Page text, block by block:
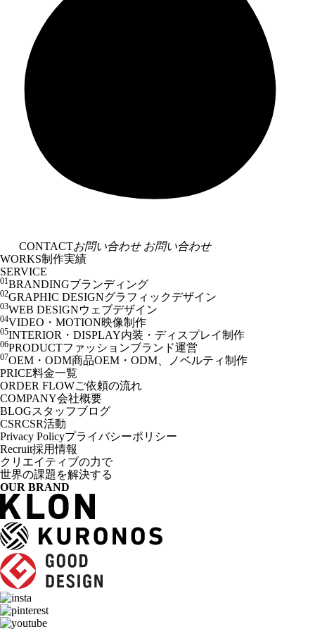
CONTACTお問い合わせ お問い合わせ
WORKS制作実績
SERVICE
01BRANDINGブランディング
02GRAPHIC DESIGNグラフィックデザイン
03WEB DESIGNウェブデザイン
04VIDEO・MOTION映像制作
05INTERIOR・DISPLAY内装・ディスプレイ制作
06PRODUCTファッションブランド運営
07OEM・ODM商品OEM・ODM、ノベルティ制作
PRICE料金一覧
ORDER FLOWご依頼の流れ
COMPANY会社概要
BLOGスタッフブログ
CSRCSR活動
Privacy Policyプライバシーポリシー
Recruit採用情報
クリエイティブの力で
世界の課題を解決する
OUR BRAND